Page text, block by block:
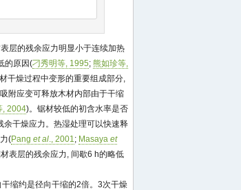
层的残余应力明显小于连续加热
的原因(刁秀明等, 1995;熊如珍等,
干燥过程中变形的重要组成部分,
附应变可释放木材内部由于干缩
, 2004)。锯材较低的初含水率是否
余干燥应力。热湿处理可以快速释
(Panget al., 2001; Masayaet
表层的残余应力, 间歇6 h的略低
缩约是径向干缩的2倍。3次干燥